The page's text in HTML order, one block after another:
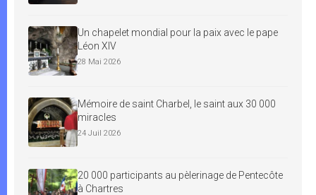
Un chapelet mondial pour la paix avec le pape
Léon XIV
28 Mai 2026
Mémoire de saint Charbel, le saint aux 30 000
miracles
24 Juil 2026
20 000 participants au pèlerinage de Pentecôte
à Chartres